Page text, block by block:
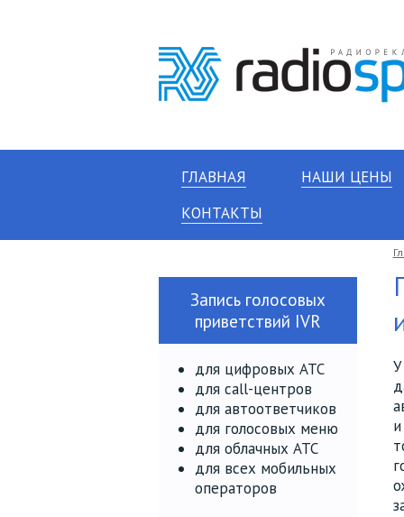
ГЛАВНАЯ
НАШИ ЦЕНЫ
КОНТАКТЫ
Запись голосовых
приветствий IVR
для цифровых АТС
для call-центров
для автоответчиков
для голосовых меню
для облачных АТС
для всех мобильных
операторов